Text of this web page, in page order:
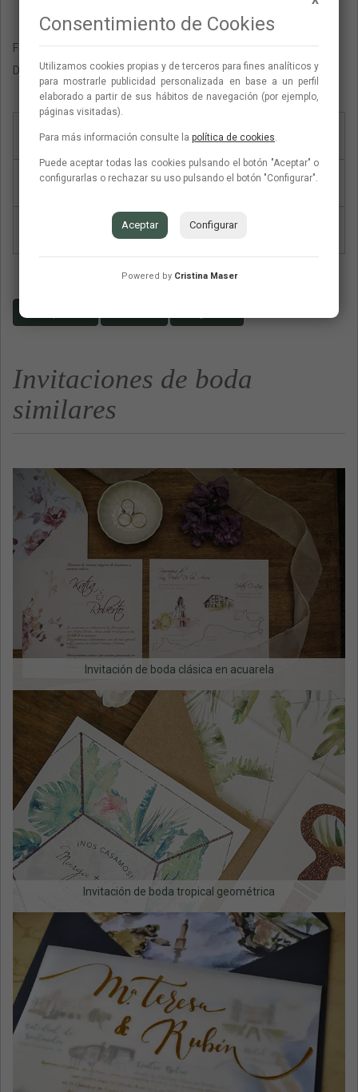
Fotografías:La Dichosa
Decoración fotografía:Fresh&Wood
Tipo de papel Papel verjurado, 300g
Tipo de tarjetón Tarjetón simple 1 cara
Sobre forrado liso
Invitaciones de boda
similares
Invitación de boda clásica en acuarela
Invitación de boda tropical geométrica
Consentimiento de Cookies
Utilizamos cookies propias y de terceros para fines analí­ticos y
para mostrarle publicidad personalizada en base a un perfil
elaborado a partir de sus hábitos de navegación (por ejemplo,
páginas visitadas).
Para más información consulte la política de cookies
Puede aceptar todas las cookies pulsando el botón "Aceptar" o
configurarlas o rechazar su uso pulsando el botón "Configurar".
Aceptar Configurar
Powered by Cristina Maser